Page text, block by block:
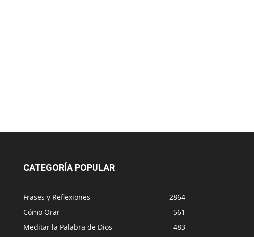
CATEGORÍA POPULAR
Frases y Reflexiones
2864
Cómo Orar
561
Meditar la Palabra de Dios
483